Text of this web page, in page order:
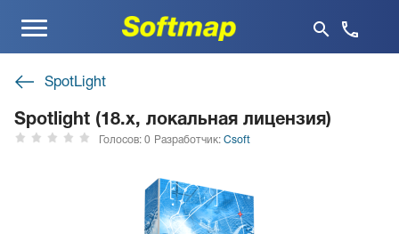
Меню
SpotLight
Spotlight (18.x, локальная лицензия)
Голосов: 0 Разработчик: Csoft